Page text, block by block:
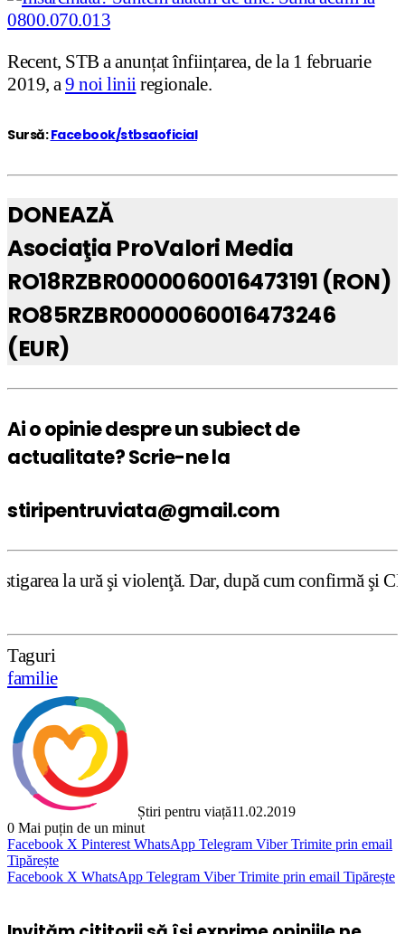
Recent, STB a anunțat înființarea, de la 1 februarie
2019, a9 noi liniiregionale.
Sursă:Facebook/stbsaoficial
DONEAZĂ
Asociaţia ProValori Media
RO18RZBR0000060016473191 (RON)
RO85RZBR0000060016473246
(EUR)
Ai o opinie despre un subiect de
actualitate? Scrie-ne la
stiripentruviata@gmail.com
violenţă. Dar, după cum confirmă şi CEDO în
Taguri
familie
Știri pentru viață11.02.2019
0 Mai puțin de un minut
Facebook X Pinterest WhatsApp Telegram Viber Trimite prin email
Tipărește
Facebook X WhatsApp Telegram Viber Trimite prin email Tipărește